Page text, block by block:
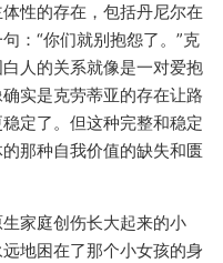
性的存在，包括丹尼尔在
：“你们就别抱怨了。”克
人的关系就像是一对爱抱
实是克劳蒂亚的存在让路
定了。但这种完整和稳定
那种自我价值的缺失和匮
家庭创伤长大起来的小
地困在了那个小女孩的身